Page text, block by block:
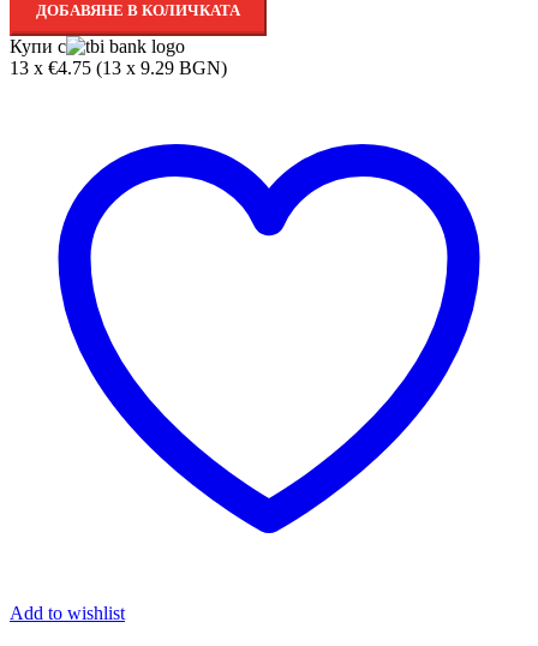
ДОБАВЯНЕ В КОЛИЧКАТА
Купи с
13 x €4.75 (13 x 9.29 BGN)
Add to wishlist